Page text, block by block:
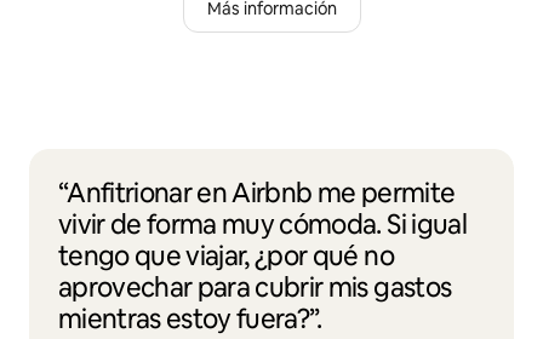
Más información
“Anfitrionar en Airbnb me permite
vivir de forma muy cómoda. Si igual
tengo que viajar, ¿por qué no
aprovechar para cubrir mis gastos
mientras estoy fuera?”.